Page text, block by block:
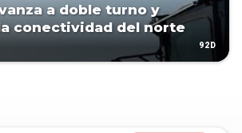
a doble turno y
conectividad del norte
92D